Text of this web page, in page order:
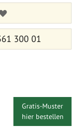
Gratis-Muster
hier bestellen
300 01